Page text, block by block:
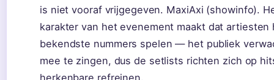
is niet vooraf vrijgegeven. MaxiAxi (showinfo).
karakter van het evenement maakt dat artiesten
bekendste nummers spelen — het publiek
mee te zingen, dus de setlists richten zich op